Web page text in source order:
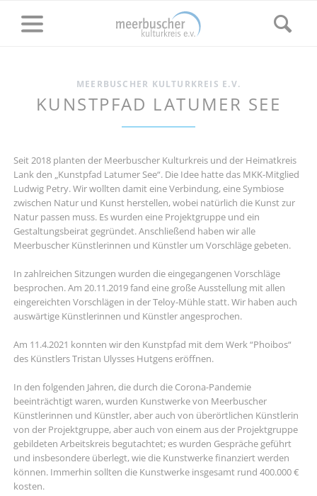
MEERBUSCHER KULTURKREIS E.V.
KUNSTPFAD LATUMER SEE
Seit 2018 planten der Meerbuscher Kulturkreis und der Heimatkreis
Lank den „Kunstpfad Latumer See“. Die Idee hatte das MKK-Mitglied
Ludwig Petry. Wir wollten damit eine Verbindung, eine Symbiose
zwischen Natur und Kunst herstellen, wobei natürlich die Kunst zur
Natur passen muss. Es wurden eine Projektgruppe und ein
Gestaltungsbeirat gegründet. Anschließend haben wir alle
Meerbuscher Künstlerinnen und Künstler um Vorschläge gebeten.
In zahlreichen Sitzungen wurden die eingegangenen Vorschläge
besprochen. Am 20.11.2019 fand eine große Ausstellung mit allen
eingereichten Vorschlägen in der Teloy-Mühle statt. Wir haben auch
auswärtige Künstlerinnen und Künstler angesprochen.
Am 11.4.2021 konnten wir den Kunstpfad mit dem Werk “Phoibos“
des Künstlers Tristan Ulysses Hutgens eröffnen.
In den folgenden Jahren, die durch die Corona-Pandemie
beeinträchtigt waren, wurden Kunstwerke von Meerbuscher
Künstlerinnen und Künstler, aber auch von überörtlichen Künstlerin
von der Projektgruppe, aber auch von einem aus der Projektgruppe
gebildeten Arbeitskreis begutachtet; es wurden Gespräche geführt
und insbesondere überlegt, wie die Kunstwerke finanziert werden
können. Immerhin sollten die Kunstwerke insgesamt rund 400.000 €
kosten.